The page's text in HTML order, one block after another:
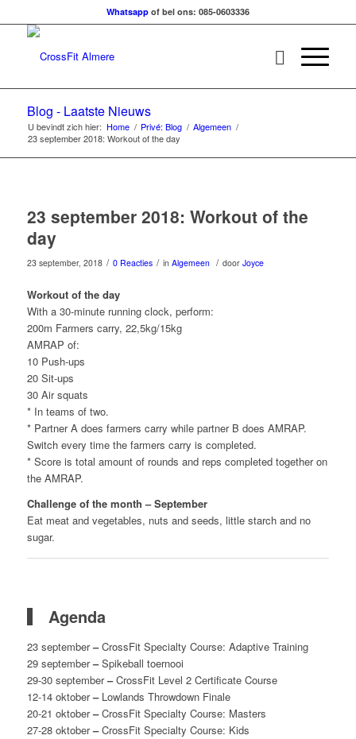
Whatsappof bel ons: 085-0603336
Blog - Laatste Nieuws
U bevindt zich hier: Home / Privé: Blog / Algemeen /
23 september 2018: Workout of the day
23 september 2018: Workout of the
day
23 september, 2018 / 0 Reacties / in Algemeen / door Joyce
Workout of the day
With a 30-minute running clock, perform:
200m Farmers carry, 22,5kg/15kg
AMRAP of:
10 Push-ups
20 Sit-ups
30 Air squats
* In teams of two.
* Partner A does farmers carry while partner B does AMRAP.
Switch every time the farmers carry is completed.
* Score is total amount of rounds and reps completed together on
the AMRAP.
Challenge of the month – September
Eat meat and vegetables, nuts and seeds, little starch and no
sugar.
Agenda
23 september–CrossFit Specialty Course: Adaptive Training
29 september–Spikeball toernooi
29-30 september–CrossFit Level 2 Certificate Course
12-14 oktober–Lowlands Throwdown Finale
20-21 oktober–CrossFit Specialty Course: Masters
27-28 oktober–CrossFit Specialty Course: Kids